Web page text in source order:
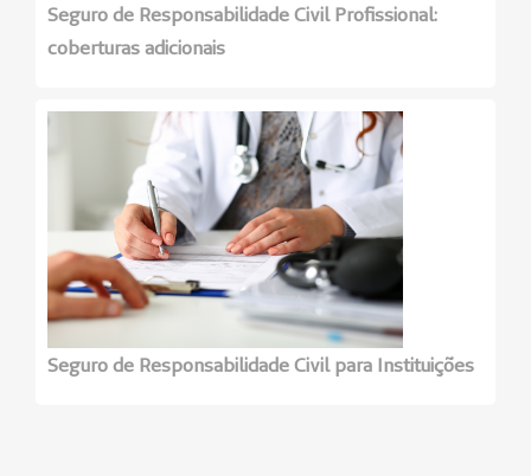
Seguro de Responsabilidade Civil Profissional:
coberturas adicionais
Seguro de Responsabilidade Civil para Instituições